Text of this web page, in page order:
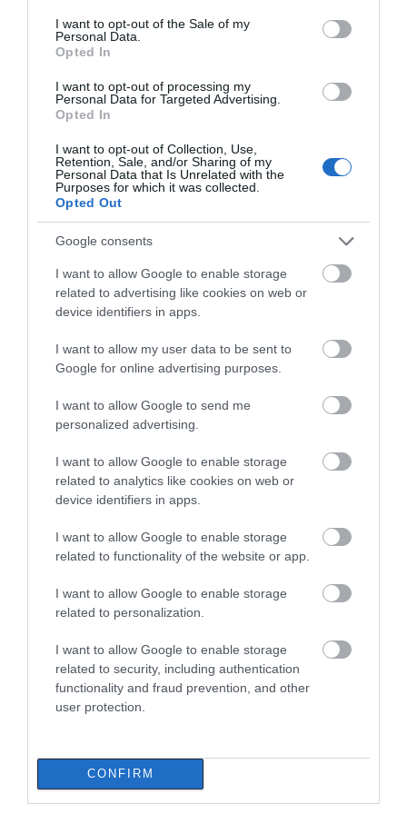
consent section.
I want to opt-out of the Sale of my
Personal Data.
Opted In
I want to opt-out of processing my
Personal Data for Targeted Advertising.
Opted In
I want to opt-out of Collection, Use,
Retention, Sale, and/or Sharing of my
Personal Data that Is Unrelated with the
Purposes for which it was collected.
Opted Out
Google consents
I want to allow Google to enable storage
related to advertising like cookies on web or
device identifiers in apps.
I want to allow my user data to be sent to
Google for online advertising purposes.
I want to allow Google to send me
personalized advertising.
I want to allow Google to enable storage
related to analytics like cookies on web or
device identifiers in apps.
I want to allow Google to enable storage
related to functionality of the website or app.
I want to allow Google to enable storage
related to personalization.
I want to allow Google to enable storage
related to security, including authentication
functionality and fraud prevention, and other
user protection.
CONFIRM
Διαβάστε όλες τις
ειδήσεις για την Εύβοια
Διαβάστε όλες τιςτελευταίες ειδήσεις για την
Ελλάδακαι τονΚόσμοστοevima.gr
TAGS: #ΣΕΙΣΜΟΣ ΒΕΝΕΖΟΥΕΛΑ
ΡΟΗ ΕΙΔΗΣΕΩΝ
«ψηφίζουν» Εύβοια για τις
διακοπές τους!
08.08.2026 | 13:40
Μεταφορές χρημάτων: Σε ποιες
φόρο από 10% έως 40%
08.08.2026 | 13:20
Εικόνες σοκ σε κοιμητήριο της
Εύβοιας: Δείτε τι έκαναν
Α. Ο. Χαλκίς: Πρώτο φιλικό σήμερα
08.08.2026 | 12:40
Τι γίνεται με τις τσούχτρες στην
Εύβοια;
Καύσωνας και πολλά μποφόρ
αύριο στην Εύβοια! Συνεδρίασε η
Εύβοια: Οι ισχυροί άνεμοι
έσπασαν μεγάλο πεύκο σε αυλή
Όλες οι τελευταίες ειδήσεις